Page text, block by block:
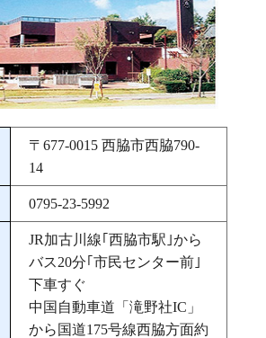
〒677‐0015 西脇市西脇790‐
14
0795-23-5992
JR加古川線｢西脇市駅｣から
バス20分｢市民センター前｣
下車すぐ
中国自動車道「滝野社IC」
から国道175号線西脇方面約